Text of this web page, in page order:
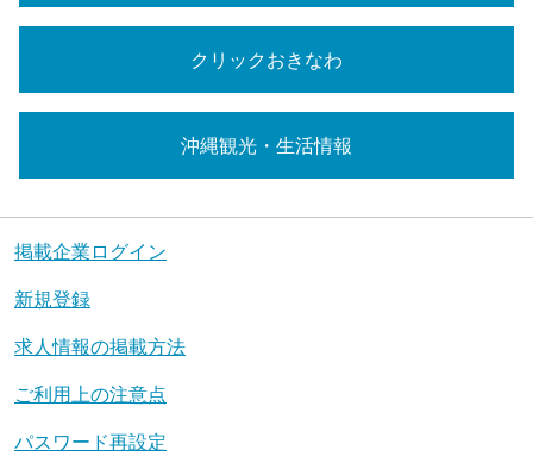
クリックおきなわ
沖縄観光・生活情報
掲載企業ログイン
新規登録
求人情報の掲載方法
ご利用上の注意点
パスワード再設定